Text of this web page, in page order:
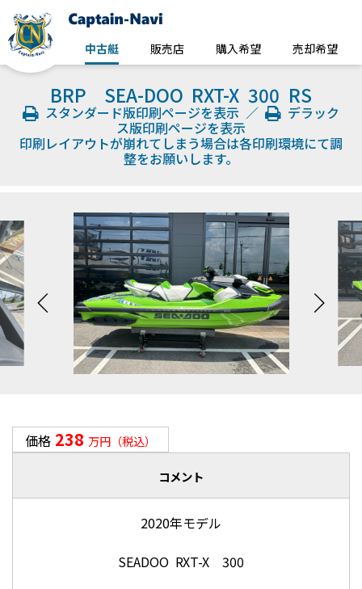
中古艇 販売店 購入希望 売却希望
BRP SEA-DOO RXT-X 300 RS
スタンダード版印刷ページを表示 ／
デラック
ス版印刷ページを表示
印刷レイアウトが崩れてしまう場合は各印刷環境にて調
整をお願いします。
価格 238 万円（税込）
コメント
2020年モデル
SEADOO RXT-X 300